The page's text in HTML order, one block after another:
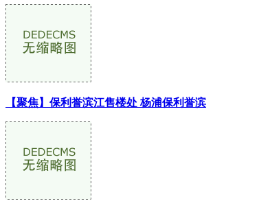
【聚焦】保利誉滨江售楼处 杨浦保利誉滨